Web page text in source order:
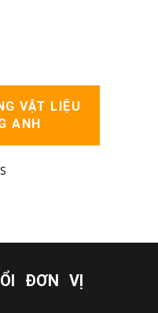
VẬT LIỆU
ANH
ĐƠN VỊ